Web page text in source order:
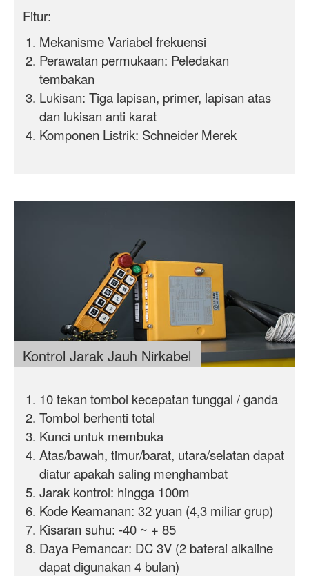
Fitur:
Mekanisme Variabel frekuensi
Perawatan permukaan: Peledakan
tembakan
Lukisan: Tiga lapisan, primer, lapisan atas
dan lukisan anti karat
Komponen Listrik: SchneiderMerek
Kontrol Jarak Jauh Nirkabel
10 tekan tombol kecepatan tunggal / ganda
Tombol berhenti total
Kunci untuk membuka
Atas/bawah, timur/barat, utara/selatan dapat
diatur apakah saling menghambat
Jarak kontrol: hingga 100m
Kode Keamanan: 32 yuan (4,3 miliar grup)
Kisaran suhu: -40 ~ + 85
Daya Pemancar: DC 3V (2 baterai alkaline
dapat digunakan 4 bulan)